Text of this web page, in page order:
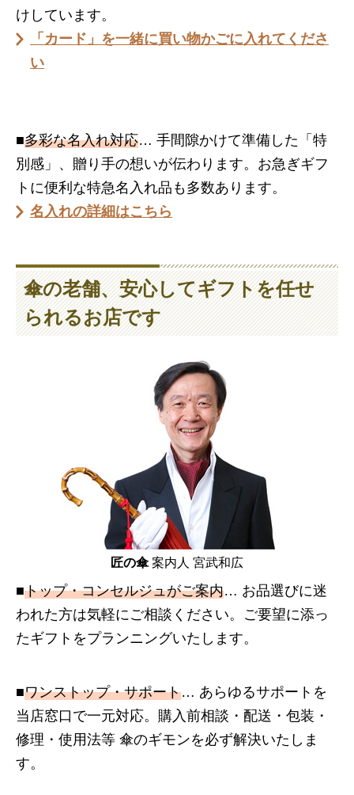
けしています。
「カード」を一緒に買い物かごに入れてくださ
い
■多彩な名入れ対応… 手間隙かけて準備した「特
別感」、贈り手の想いが伝わります。お急ぎギフ
トに便利な特急名入れ品も多数あります。
名入れの詳細はこちら
傘の老舗、安心してギフトを任せ
られるお店です
匠の傘案内人 宮武和広
■トップ・コンセルジュがご案内… お品選びに迷
われた方は気軽にご相談ください。ご要望に添っ
たギフトをプランニングいたします。
■ワンストップ・サポート… あらゆるサポートを
当店窓口で一元対応。購入前相談・配送・包装・
修理・使用法等 傘のギモンを必ず解決いたしま
す。